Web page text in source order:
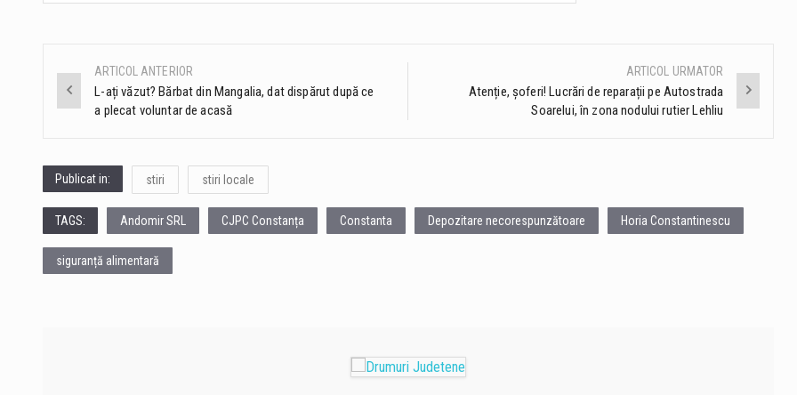
Post
navigation
ARTICOL ANTERIOR
L-ați văzut? Bărbat din Mangalia, dat dispărut după ce
a plecat voluntar de acasă
ARTICOL URMATOR
Atenție, șoferi! Lucrări de reparații pe Autostrada
Soarelui, în zona nodului rutier Lehliu
Publicat in: stiri stiri locale
TAGS: Andomir SRL CJPC Constanța Constanta Depozitare necorespunzătoare Horia Constantinescu
siguranță alimentară